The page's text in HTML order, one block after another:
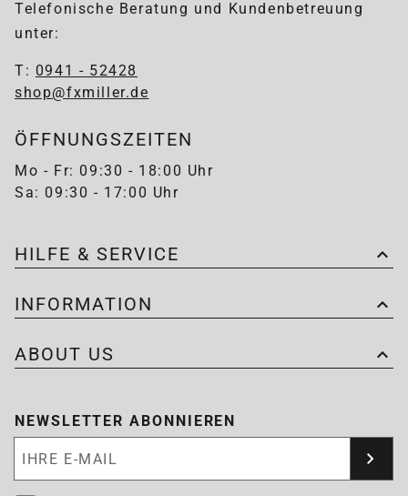
Telefonische Beratung und Kundenbetreuung
unter:
T: 0941 - 52428
shop@fxmiller.de
ÖFFNUNGSZEITEN
Mo - Fr: 09:30 - 18:00 Uhr
Sa: 09:30 - 17:00 Uhr
HILFE & SERVICE
INFORMATION
ABOUT US
NEWSLETTER ABONNIEREN